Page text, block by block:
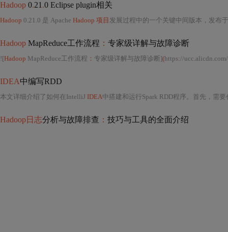
Hadoop 0.21 .0 Eclipse plugin相关
Hadoop 0.21 .0 是 Apache Hadoop 项目 发展过程中的一个关键中间版本，发布
Hadoop MapReduce工作流程 ： 专家级详解与故障诊断
![Hadoop MapReduce工作流程 ： 专家级详解与故障诊断](https://ucc.alicdn.com/
IDEA中编写RDD
本文详细介绍了如何在IntelliJ IDEA中搭建和运行Spark RDD程序。首先，需要
Hadoop日志分析与故障排查 ： 技巧与工具的全面介绍